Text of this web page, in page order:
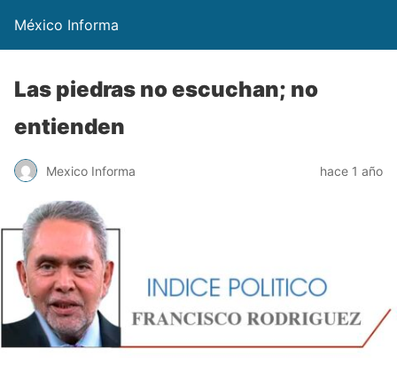
México Informa
Las piedras no escuchan; no
entienden
Mexico Informa hace 1 año